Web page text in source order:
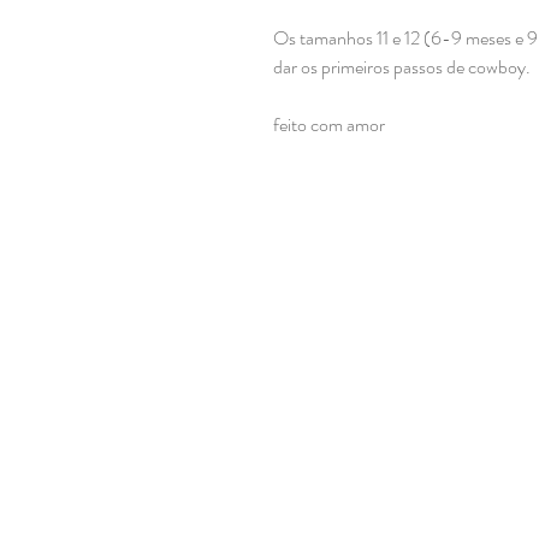
Os tamanhos 11 e 12 (6-9 meses e
dar os primeiros passos de cowboy.
feito com amor